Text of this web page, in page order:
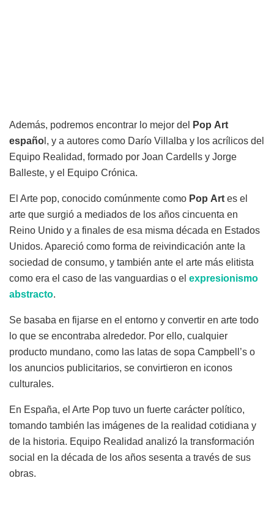
Además, podremos encontrar lo mejor del Pop Art
españo l, y a autores como Darío Villalba y los acrílicos del
Equipo Realidad, formado por Joan Cardells y Jorge
Balleste, y el Equipo Crónica.
El Arte pop, conocido comúnmente como Pop Art es el
arte que surgió a mediados de los años cincuenta en
Reino Unido y a finales de esa misma década en Estados
Unidos. Apareció como forma de reivindicación ante la
sociedad de consumo, y también ante el arte más elitista
como era el caso de las vanguardias o el expresionismo
abstracto.
Se basaba en fijarse en el entorno y convertir en arte todo
lo que se encontraba alrededor. Por ello, cualquier
producto mundano, como las latas de sopa Campbell’s o
los anuncios publicitarios, se convirtieron en iconos
culturales.
En España, el Arte Pop tuvo un fuerte carácter político,
tomando también las imágenes de la realidad cotidiana y
de la historia. Equipo Realidad analizó la transformación
social en la década de los años sesenta a través de sus
obras.